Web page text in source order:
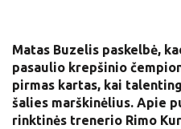
Matas Buzelis paskelbė,
pasaulio krepšinio
pirmas kartas, kai
šalies marškinėlius. Apie
rinktinės trenerio Rimo